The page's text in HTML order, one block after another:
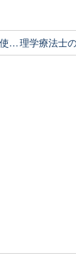
このサイトの使い方